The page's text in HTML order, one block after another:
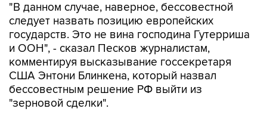
"В данном случае, наверное, бессовестной
следует назвать позицию европейских
государств. Это не вина господина Гутерриша
и ООН", - сказал Песков журналистам,
комментируя высказывание госсекретаря
США Энтони Блинкена, который назвал
бессовестным решение РФ выйти из
"зерновой сделки".